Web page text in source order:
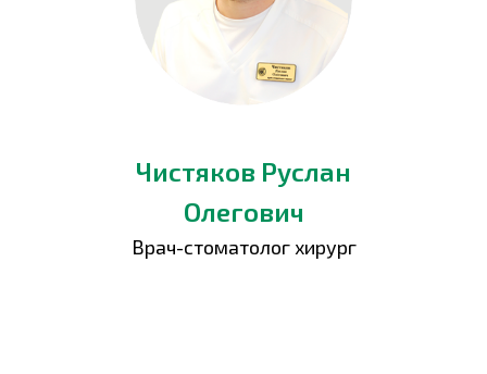
Чистяков Руслан
Олегович
Врач-стоматолог хирург